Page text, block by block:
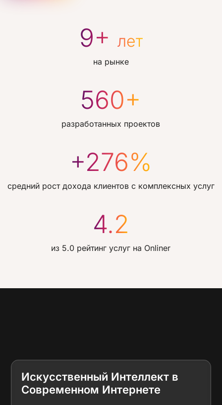
9+ лет
на рынке
560+
разработанных проектов
+276%
средний рост дохода клиентов с комплексных услуг
4.2
из 5.0 рейтинг услуг на Onliner
Искусственный Интеллект в
Современном Интернете